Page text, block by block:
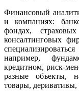
Финансовый
и компаниях:
фондах,
консалтинговых
например,
кредитном, риск-
разные объекты,
товары,